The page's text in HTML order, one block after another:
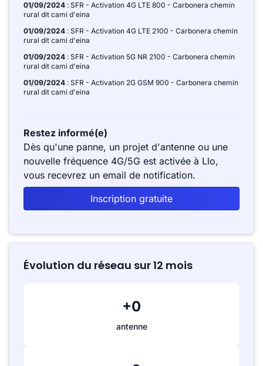
01/09/2024 : SFR - Activation 4G LTE 800 - Carbonera chemin
rural dit cami d'eina
01/09/2024 : SFR - Activation 4G LTE 2100 - Carbonera chemin
rural dit cami d'eina
01/09/2024 : SFR - Activation 5G NR 2100 - Carbonera chemin
rural dit cami d'eina
01/09/2024 : SFR - Activation 2G GSM 900 - Carbonera chemin
rural dit cami d'eina
Restez informé(e)
Dès qu'une panne, un projet d'antenne ou une
nouvelle fréquence 4G/5G est activée à Llo,
vous recevrez un email de notification.
Inscription gratuite
Évolution du réseau sur 12 mois
+0
antenne